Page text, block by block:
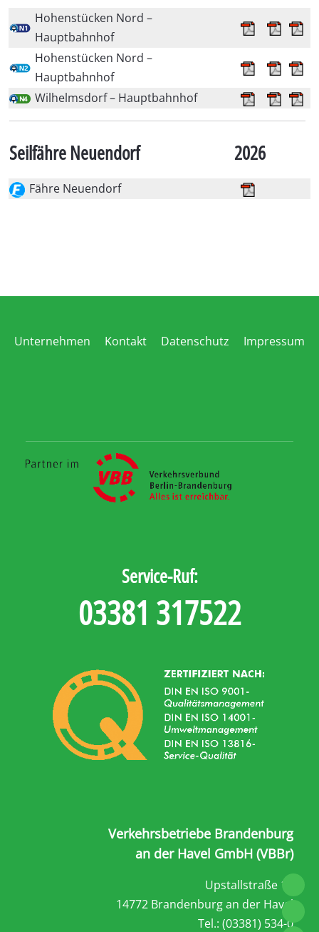
Hohenstücken Nord –
Hauptbahnhof
Hohenstücken Nord –
Hauptbahnhof
Wilhelmsdorf – Hauptbahnhof
Seilfähre Neuendorf 2026
Fähre Neuendorf
Unternehmen Kontakt Datenschutz Impressum
Service-Ruf:
03381 317522
Verkehrsbetriebe Brandenburg
an der Havel GmbH (VBBr)
Upstallstraße 18
14772 Brandenburg an der Havel
Tel.: (03381) 534-0